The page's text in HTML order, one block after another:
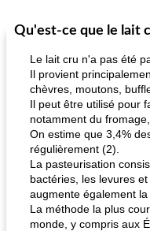
Qu'est-ce que le lait
Le lait cru n'a pas été
Il provient
chèvres, moutons,
Il peut être utilisé pour
notamment du
On estime que 3,4%
régulièrement (2).
La pasteurisation
bactéries, les levures
augmente également
La méthode la plus
monde, y compris aux